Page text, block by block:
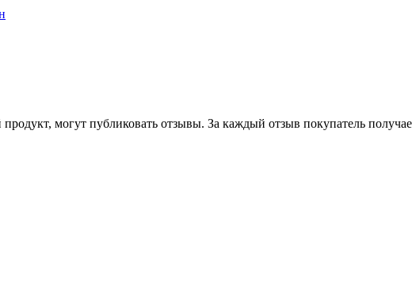
могут публиковать отзывы. За каждый отзыв покупатель